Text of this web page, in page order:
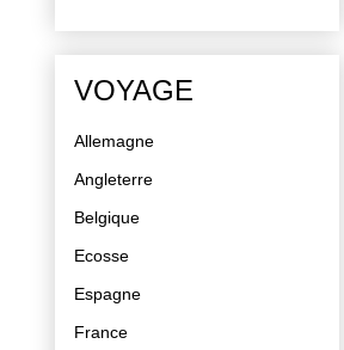
VOYAGE
Allemagne
Angleterre
Belgique
Ecosse
Espagne
France